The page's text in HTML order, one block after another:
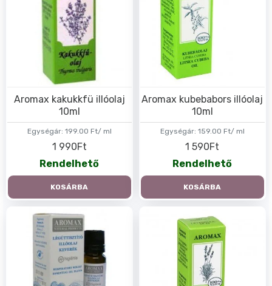
Egységár: 199.00 Ft/ ml
Aromax kakukkfü illóolaj
10ml
1 990Ft
Rendelhető
KOSÁRBA
Egységár: 159.00 Ft/ ml
Aromax kubebabors illóolaj
10ml
1 590Ft
Rendelhető
KOSÁRBA